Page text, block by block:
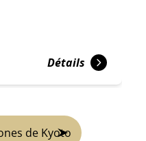
Détails
de Kyoto